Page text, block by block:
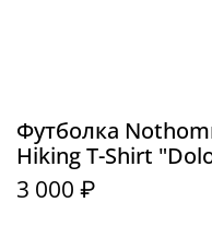
Футболка
Hiking T-Shirt
3 000 ₽